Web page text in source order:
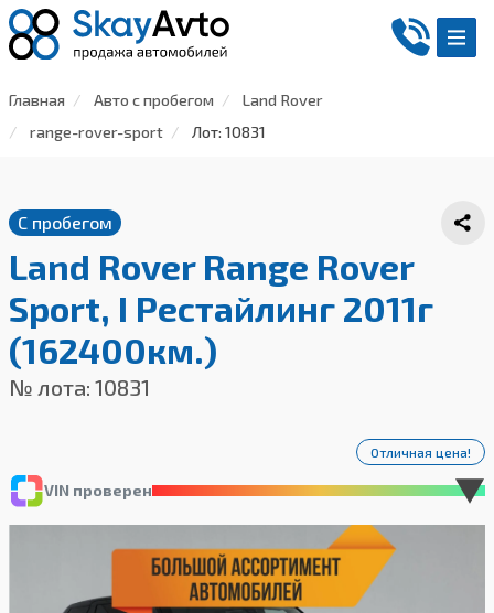
Главная Авто с пробегом
Land Rover
range-rover-sport
Лот: 10831
С пробегом
Land Rover Range Rover
Sport, I Рестайлинг 2011г
(162400км.)
№ лота: 10831
VIN проверен
Отличная цена!